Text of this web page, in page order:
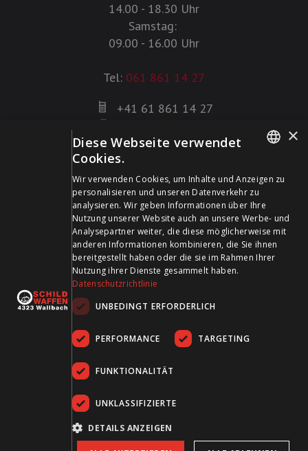
14.00 - 18.30 Uhr
Samstag:
09.00 - 16.00 Uhr
Tel: 061 861 14 27
+41 61 861 14 27
info@schildwaffen.ch
Zahlungsmittel
Besuchen Sie uns in den Sozialen Medien und bleiben Sie
auf dem Laufenden!
FRENCH
×
Diese Webseite verwendet
Cookies.
Wir verwenden Cookies, um Inhalte und Anzeigen zu
personalisieren und unseren Datenverkehr zu
analysieren. Wir geben Informationen über Ihre
Nutzung unserer Website auch an unsere Werbe- und
Analysepartner weiter, die diese möglicherweise mit
anderen Informationen kombinieren, die Sie ihnen
bereitgestellt haben oder die sie im Rahmen Ihrer
Nutzung ihrer Dienste gesammelt haben.
Datenschutzrichtlinie
UNBEDINGT ERFORDERLICH
PERFORMANCE TARGETING
FUNKTIONALITÄT
UNKLASSIFIZIERTE
DETAILS ANZEIGEN